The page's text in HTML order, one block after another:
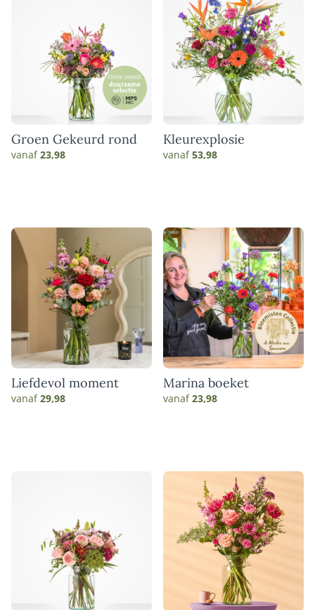
Groen Gekeurd rond
vanaf23,98
Kleurexplosie
vanaf53,98
Liefdevol moment
vanaf29,98
Marina boeket
vanaf23,98